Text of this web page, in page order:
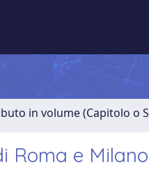
in volume (Capitolo o
Roma e Milano